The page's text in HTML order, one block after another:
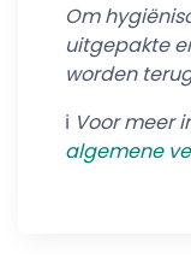
Om
uitgepakte
worden
ℹ️ Voor meer
algemene